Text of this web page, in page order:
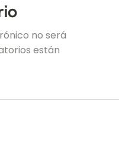
no será
están